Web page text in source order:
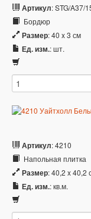
Артикул: STG/A37/
Бордюр
Размер: 40 x 3 см
Ед. изм.: шт.
Артикул: 4210
Напольная плитка
Размер: 40,2 x 40,2
Ед. изм.: кв.м.